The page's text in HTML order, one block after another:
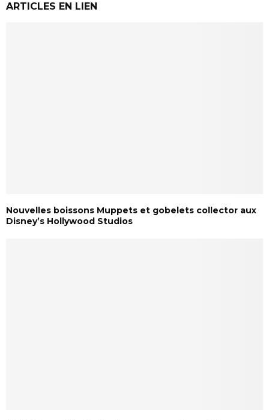
ARTICLES EN LIEN
Nouvelles boissons Muppets et gobelets collector aux
Disney’s Hollywood Studios